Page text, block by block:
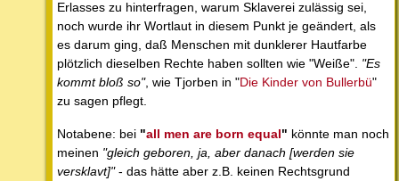
Erlasses zu hinterfragen, warum Sklaverei zulässig sei,
noch wurde ihr Wortlaut in diesem Punkt je geändert, als
es darum ging, daß Menschen mit dunklerer Hautfarbe
plötzlich dieselben Rechte haben sollten wie "Weiße". "Es
kommt bloß so", wie Tjorben in "Die Kinder von Bullerbü"
zu sagen pflegt.
Notabene: bei "all men are born equal" könnte man noch
meinen "gleich geboren, ja, aber danach [werden sie
versklavt]"- das hätte aber z.B. keinen Rechtsgrund